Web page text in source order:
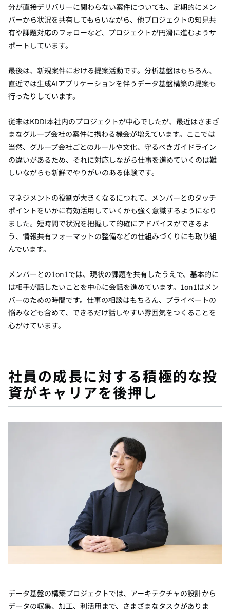
分が直接デリバリーに関わらない案件についても、定期的にメン
バーから状況を共有してもらいながら、他プロジェクトの知見共
有や課題対応のフォローなど、プロジェクトが円滑に進むようサ
ポートしています。
最後は、新規案件における提案活動です。分析基盤はもちろん、
直近では生成AIアプリケーションを伴うデータ基盤構築の提案も
行ったりしています。
従来はKDDI本社内のプロジェクトが中心でしたが、最近はさまざ
まなグループ会社の案件に携わる機会が増えています。ここでは
当然、グループ会社ごとのルールや文化、守るべきガイドライン
の違いがあるため、それに対応しながら仕事を進めていくのは難
しいながらも新鮮でやりがいのある体験です。
マネジメントの役割が大きくなるにつれて、メンバーとのタッチ
ポイントをいかに有効活用していくかも強く意識するようになり
ました。短時間で状況を把握して的確にアドバイスができるよ
う、情報共有フォーマットの整備などの仕組みづくりにも取り組
んでいます。
メンバーとの1on1では、現状の課題を共有したうえで、基本的に
は相手が話したいことを中心に会話を進めています。1on1はメン
バーのための時間です。仕事の相談はもちろん、プライベートの
悩みなども含めて、できるだけ話しやすい雰囲気をつくることを
心がけています。
社員の成長に対する積極的な投
資がキャリアを後押し
データ基盤の構築プロジェクトでは、アーキテクチャの設計から
データの収集、加工、利活用まで、さまざまなタスクがありま